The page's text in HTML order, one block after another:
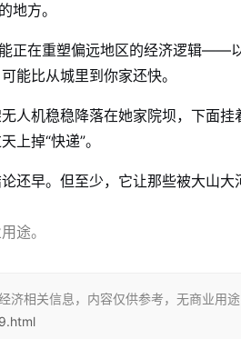
地方。
正在重塑偏远地区的经济逻辑——
能比从城里到你家还快。
人机稳稳降落在她家院坝，下面
上掉“快递”。
还早。但至少，它让那些被大山大
途。
济相关信息，内容仅供参考，无商业用